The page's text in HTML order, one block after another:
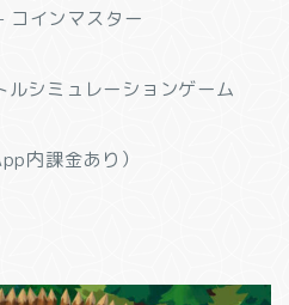
インマスター
シミュレーションゲーム
内課金あり）